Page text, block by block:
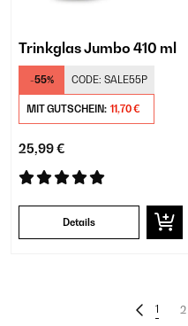
Trinkglas Jumbo 410 ml
-55% CODE: SALE55P
MIT GUTSCHEIN: 11,70 €
25,99 €
Details
1 2